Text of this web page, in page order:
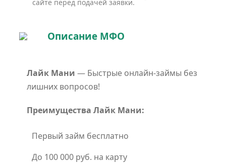
сайте перед подачей заявки.
Описание МФО
Лайк Мани — Быстрые онлайн-займы без
лишних вопросов!
Преимущества Лайк Мани:
Первый займ бесплатно
До 100 000 руб. на карту